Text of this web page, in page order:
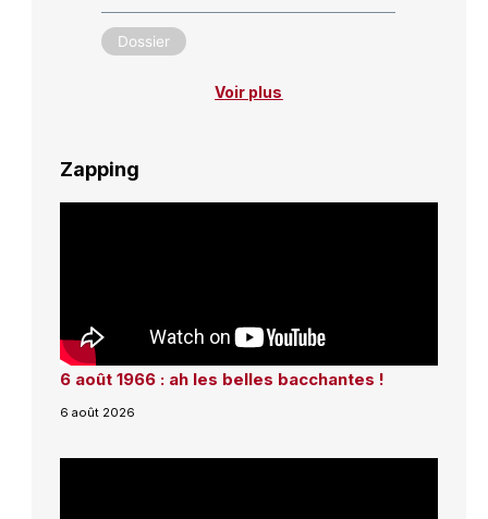
Dossier
Voir plus
Zapping
6 août 1966 : ah les belles bacchantes !
6 août 2026